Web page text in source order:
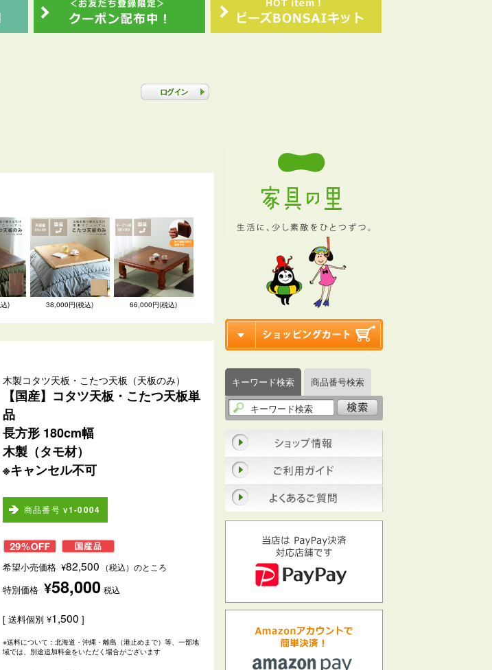
) 38,000円(税込) 66,000円(税込)
木製コタツ天板・こたつ天板（天板のみ）
【国産】コタツ天板・こたつ天板単
品
長方形 180cm幅
木製（タモ材）
※キャンセル不可
商品番号 v1-0004
希望小売価格 ¥82,500 （税込）のところ
特別価格 ¥58,000 税込
送料個別 ¥1,500
※送料について：北海道・沖縄・離島（港止めまで）等、一部地
域では、別途追加料金をいただく場合がございます
キーワード検索 商品番号検索